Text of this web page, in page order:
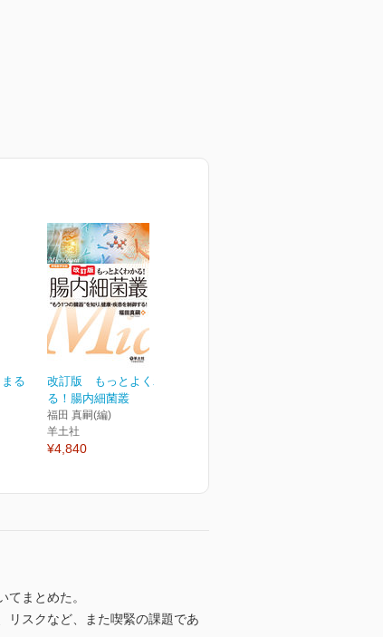
る
改訂版 もっとよくわか
る！腸内細菌叢
福田 真嗣(編)
羊土社
¥4,840
まとめた。
リスクなど、また喫緊の課題であ